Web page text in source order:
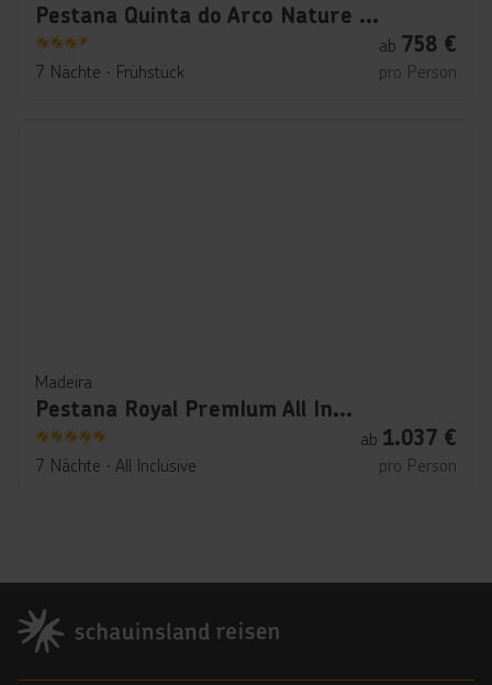
Pestana Quinta do Arco Nature & Rose Garden Hotel
3.5
7 Nächte ∙ Frühstück
ab 758 €
pro Person
Madeira
Pestana Royal PremIum All Inclusive Ocean & Spa Resort
5
7 Nächte ∙ All Inclusive
ab 1.037 €
pro Person